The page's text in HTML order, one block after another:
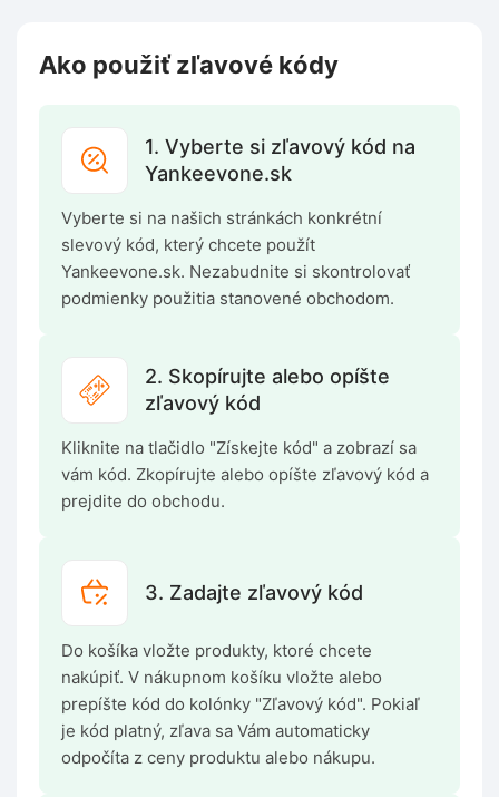
Ako použiť zľavové kódy
1. Vyberte si zľavový kód na
Yankeevone.sk
Vyberte si na našich stránkách konkrétní
slevový kód, který chcete použít
Yankeevone.sk. Nezabudnite si skontrolovať
podmienky použitia stanovené obchodom.
2. Skopírujte alebo opíšte
zľavový kód
Kliknite na tlačidlo "Získejte kód" a zobrazí sa
vám kód. Zkopírujte alebo opíšte zľavový kód a
prejdite do obchodu.
3. Zadajte zľavový kód
Do košíka vložte produkty, ktoré chcete
nakúpiť. V nákupnom košíku vložte alebo
prepíšte kód do kolónky "Zľavový kód". Pokiaľ
je kód platný, zľava sa Vám automaticky
odpočíta z ceny produktu alebo nákupu.